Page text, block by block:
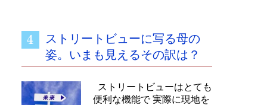
ストリートビューに写る母の
姿。いまも見えるその訳は？
ストリートビューはとても
便利な機能で 実際に現地を